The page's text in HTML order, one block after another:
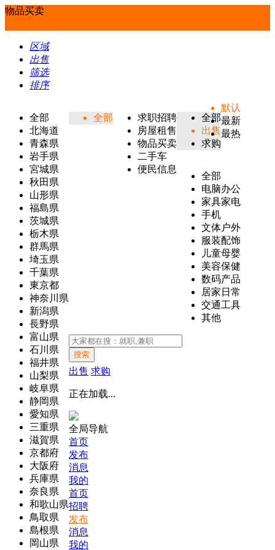
物品买卖
区域
出售
筛选
排序
全部
北海道
青森県
岩手県
宮城県
秋田県
山形県
福島県
茨城県
栃木県
群馬県
埼玉県
千葉県
東京都
神奈川県
新潟県
長野県
富山県
石川県
福井県
山梨県
岐阜県
静岡県
愛知県
三重県
滋賀県
京都府
大阪府
兵庫県
奈良県
和歌山県
鳥取県
島根県
岡山県
全部
求职招聘
房屋租售
物品买卖
二手车
便民信息
全部
出售
求购
全部
电脑办公
家具家电
手机
文体户外
服装配饰
儿童母婴
美容保健
数码产品
居家日常
交通工具
其他
默认
最新
最热
搜索
出售 求购
正在加载...
全局导航
首页
发布
消息
我的
首页
招聘
发布
消息
我的